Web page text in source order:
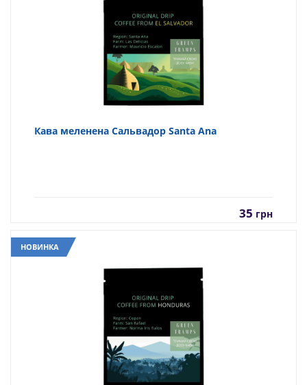
Кава меленена Сальвадор Santa Ana
35 грн
НОВИНКА